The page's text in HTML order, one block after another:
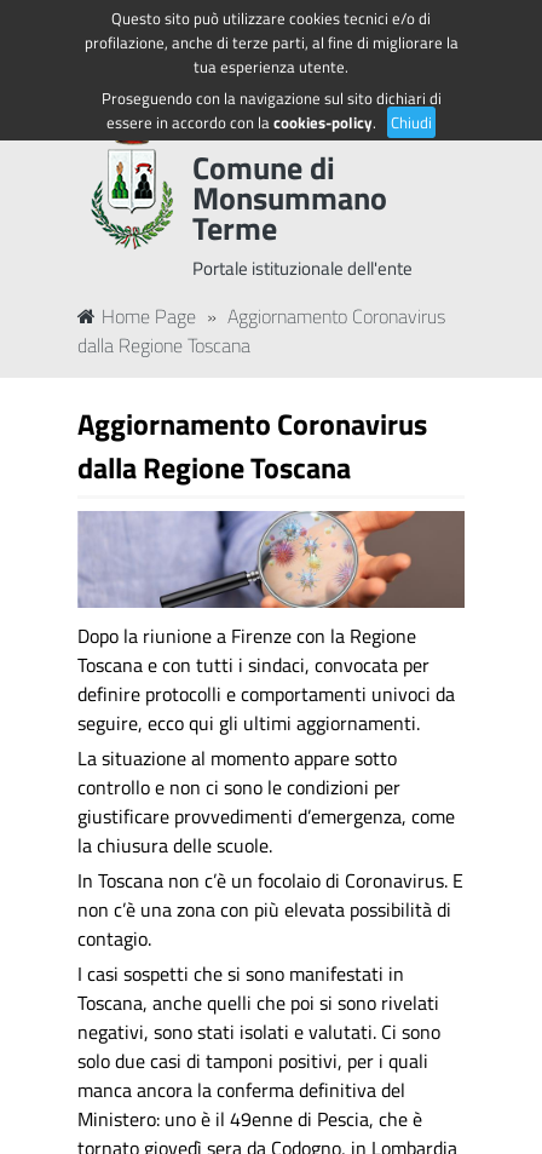
Questo sito può utilizzare cookies tecnici e/o di
profilazione, anche di terze parti, al fine di migliorare la
tua esperienza utente.
Proseguendo con la navigazione sul sito dichiari di
essere in accordo con lacookies-policy. Chiudi
Regione Toscana Accedi ai servizi
Comune di
Monsummano
Terme
Portale istituzionale dell'ente
Home Page » Aggiornamento Coronavirus
dalla Regione Toscana
Aggiornamento Coronavirus
dalla Regione Toscana
Dopo la riunione a Firenze con la Regione
Toscana e con tutti i sindaci, convocata per
definire protocolli e comportamenti univoci da
seguire, ecco qui gli ultimi aggiornamenti.
La situazione al momento appare sotto
controllo e non ci sono le condizioni per
giustificare provvedimenti d’emergenza, come
la chiusura delle scuole.
In Toscana non c’è un focolaio di Coronavirus. E
non c’è una zona con più elevata possibilità di
contagio.
I casi sospetti che si sono manifestati in
Toscana, anche quelli che poi si sono rivelati
negativi, sono stati isolati e valutati. Ci sono
solo due casi di tamponi positivi, per i quali
manca ancora la conferma definitiva del
Ministero: uno è il 49enne di Pescia, che è
tornato giovedì sera da Codogno, in Lombardia